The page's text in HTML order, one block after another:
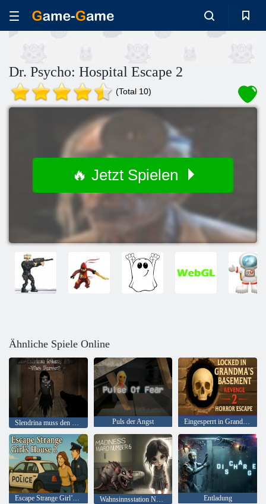
Dr. Psycho: Hospital Escape 2
(Total 10)
🔥 Jetzt Spielen
Ähnliche Spiele Online
Slendrina muss den Wald sterben Puls der Angst Eingesperrt in Grandma’s Basement Revenge 2 Horror Escape
Escape Strange Girl’s House 2 Wahnsinnsstation Nummer 6 Entladung